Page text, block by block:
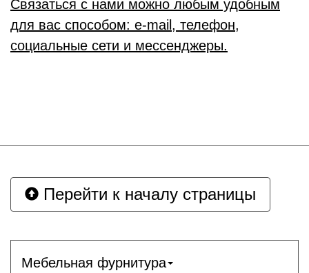
Связаться с нами можно любым удобным
для вас способом: e-mail, телефон,
социальные сети и мессенджеры.
Перейти к началу страницы
Мебельная фурнитура